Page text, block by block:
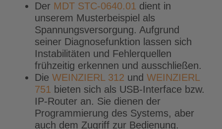
Der MDT STC-0640.01 dient in
unserem Musterbeispiel als
Spannungsversorgung. Aufgrund
seiner Diagnosefunktion lassen sich
Instabilitäten und Fehlerquellen
frühzeitig erkennen und ausschließen.
Die WEINZIERL 312 und WEINZIERL
751 bieten sich als USB-Interface bzw.
IP-Router an. Sie dienen der
Programmierung des Systems, aber
auch dem Zugriff zur Bedienung.